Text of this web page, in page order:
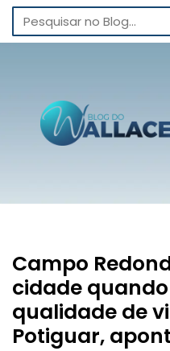
Pular
conteúdo
Campo
cidade
qualidade de
Potiguar,